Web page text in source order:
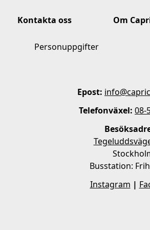
Kontakta oss Om
Personuppgifter
Epost:
Telefonväxel: 08-
Busstation:
Instagram |